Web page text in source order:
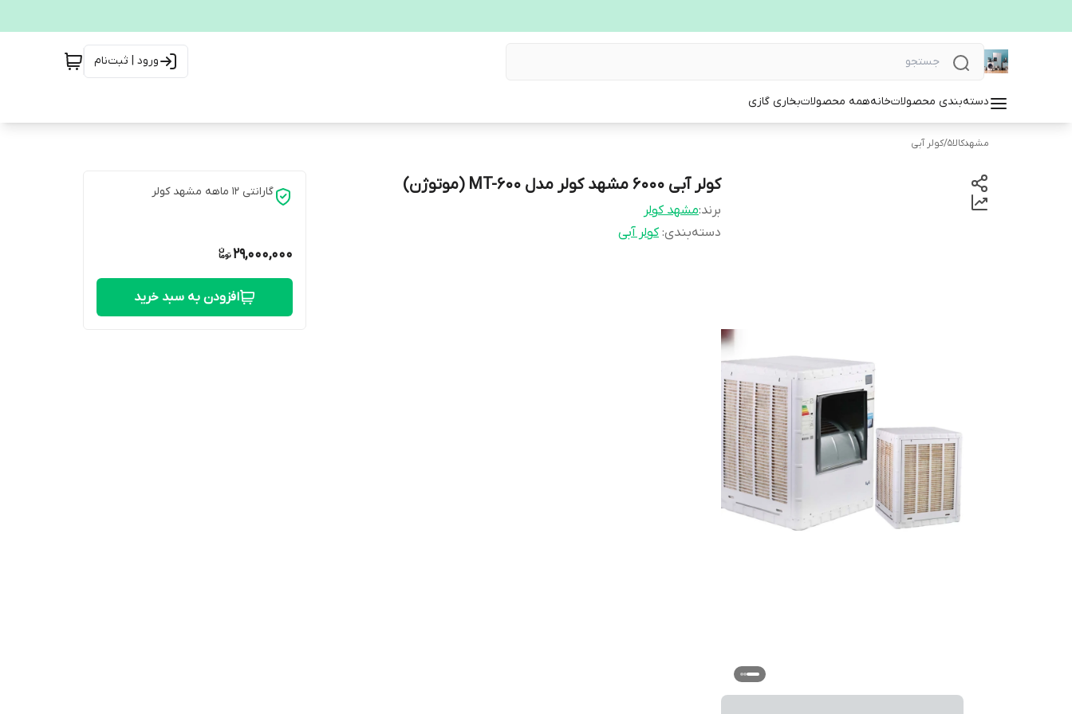
ورود | ثبت‌نام
دسته‌بندی محصولاتخانههمه محصولاتبخاری گازی
مشهدکالا5 /کولر آبی
کولر آبی 6000 مشهد کولر مدل MT-600 (موتوژن)
برند:مشهد کولر
دسته‌بندی:کولر آبی
گارانتی 12 ماهه مشهد کولر
29,000,000
افزودن به سبد خرید